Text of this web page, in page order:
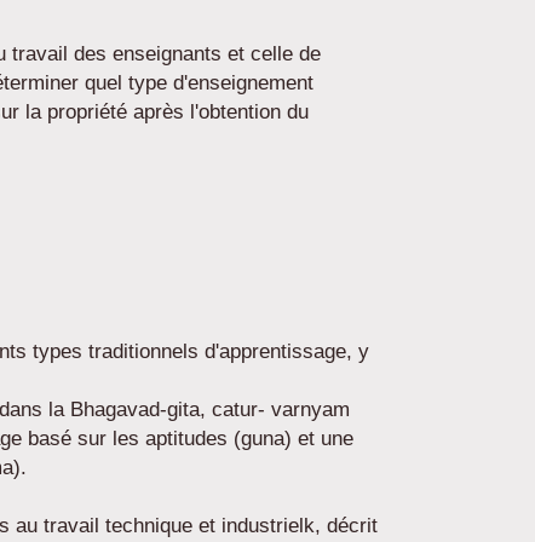
travail des enseignants et celle de
quel type d'enseignement
la propriété après l'obtention du
types traditionnels d'apprentissage, y
la Bhagavad-gita, catur- varnyam
basé sur les aptitudes (guna) et une
au travail technique et industrielk, décrit